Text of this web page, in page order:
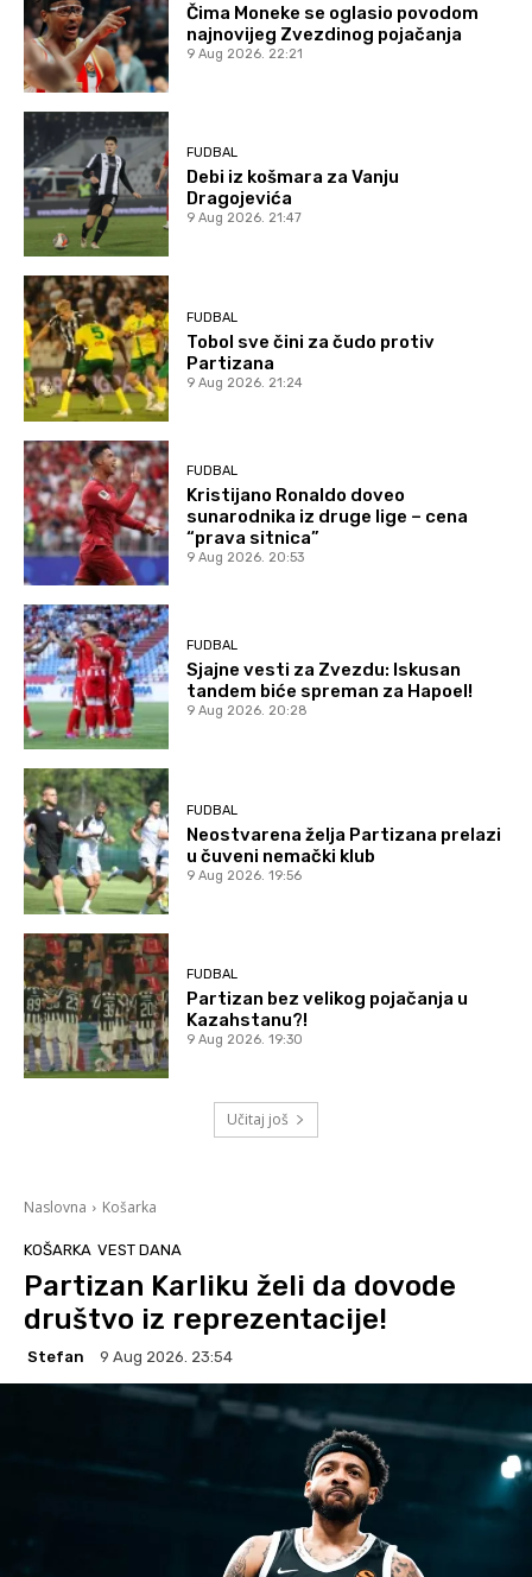
Čima Moneke se oglasio povodom
najnovijeg Zvezdinog pojačanja
9 Aug 2026. 22:21
FUDBAL
Debi iz košmara za Vanju
Dragojevića
9 Aug 2026. 21:47
FUDBAL
Tobol sve čini za čudo protiv
Partizana
9 Aug 2026. 21:24
FUDBAL
Kristijano Ronaldo doveo
sunarodnika iz druge lige – cena
“prava sitnica”
9 Aug 2026. 20:53
FUDBAL
Sjajne vesti za Zvezdu: Iskusan
tandem biće spreman za Hapoel!
9 Aug 2026. 20:28
FUDBAL
Neostvarena želja Partizana prelazi
u čuveni nemački klub
9 Aug 2026. 19:56
FUDBAL
Partizan bez velikog pojačanja u
Kazahstanu?!
9 Aug 2026. 19:30
Učitaj još